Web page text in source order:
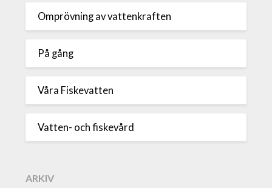
Omprövning av vattenkraften
På gång
Våra Fiskevatten
Vatten- och fiskevård
ARKIV